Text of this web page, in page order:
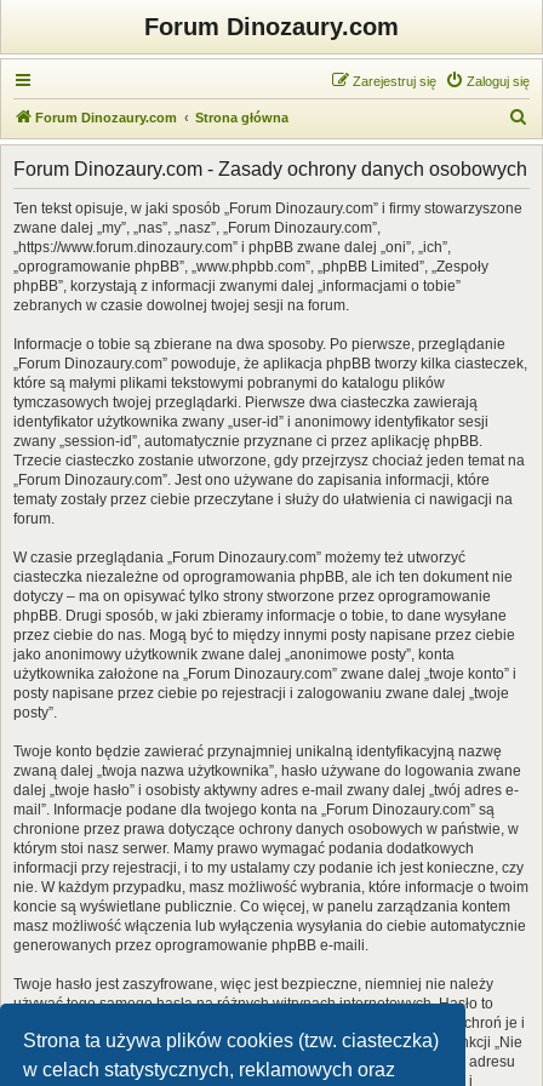
Strona ta używa plików cookies (tzw. ciasteczka)
w celach statystycznych, reklamowych oraz
Forum Dinozaury.com
Zaloguj się
Zarejestruj się
Forum Dinozaury.com Strona główna
z
Forum Dinozaury.com - Zasady ochrony danych osobowych
Ten tekst opisuje, w jaki sposób „Forum Dinozaury.com” i firmy stowarzyszone
zwane dalej „my”, „nas”, „nasz”, „Forum Dinozaury.com”,
„https://www.forum.dinozaury.com” i phpBB zwane dalej „oni”, „ich”,
„oprogramowanie phpBB”, „www.phpbb.com”, „phpBB Limited”, „Zespoły
phpBB”, korzystają z informacji zwanymi dalej „informacjami o tobie”
zebranych w czasie dowolnej twojej sesji na forum.
Informacje o tobie są zbierane na dwa sposoby. Po pierwsze, przeglądanie
„Forum Dinozaury.com” powoduje, że aplikacja phpBB tworzy kilka ciasteczek,
które są małymi plikami tekstowymi pobranymi do katalogu plików
tymczasowych twojej przeglądarki. Pierwsze dwa ciasteczka zawierają
identyfikator użytkownika zwany „user-id” i anonimowy identyfikator sesji
zwany „session-id”, automatycznie przyznane ci przez aplikację phpBB.
Trzecie ciasteczko zostanie utworzone, gdy przejrzysz chociaż jeden temat na
„Forum Dinozaury.com”. Jest ono używane do zapisania informacji, które
tematy zostały przez ciebie przeczytane i służy do ułatwienia ci nawigacji na
forum.
W czasie przeglądania „Forum Dinozaury.com” możemy też utworzyć
ciasteczka niezależne od oprogramowania phpBB, ale ich ten dokument nie
dotyczy – ma on opisywać tylko strony stworzone przez oprogramowanie
phpBB. Drugi sposób, w jaki zbieramy informacje o tobie, to dane wysyłane
przez ciebie do nas. Mogą być to między innymi posty napisane przez ciebie
jako anonimowy użytkownik zwane dalej „anonimowe posty”, konta
użytkownika założone na „Forum Dinozaury.com” zwane dalej „twoje konto” i
posty napisane przez ciebie po rejestracji i zalogowaniu zwane dalej „twoje
posty”.
Twoje konto będzie zawierać przynajmniej unikalną identyfikacyjną nazwę
zwaną dalej „twoja nazwa użytkownika”, hasło używane do logowania zwane
dalej „twoje hasło” i osobisty aktywny adres e-mail zwany dalej „twój adres e-
mail”. Informacje podane dla twojego konta na „Forum Dinozaury.com” są
chronione przez prawa dotyczące ochrony danych osobowych w państwie, w
którym stoi nasz serwer. Mamy prawo wymagać podania dodatkowych
informacji przy rejestracji, i to my ustalamy czy podanie ich jest konieczne, czy
nie. W każdym przypadku, masz możliwość wybrania, które informacje o twoim
koncie są wyświetlane publicznie. Co więcej, w panelu zarządzania kontem
masz możliwość włączenia lub wyłączenia wysyłania do ciebie automatycznie
generowanych przez oprogramowanie phpBB e-maili.
Twoje hasło jest zaszyfrowane, więc jest bezpieczne, niemniej nie należy
używać tego samego hasła na różnych witrynach internetowych. Hasło to
umożliwia dostęp do twojego konta na „Forum Dinozaury.com”, więc chroń je i
w żadnym wypadku nie podawajnikomu. Jeśli je zapomnisz, użyj funkcji „Nie
pamiętam hasła”. Witryna poprosi cię o podanie nazwy użytkownika i adresu
e-mail. Po podaniu tych danych zostanie wygenerowane nowe hasło i